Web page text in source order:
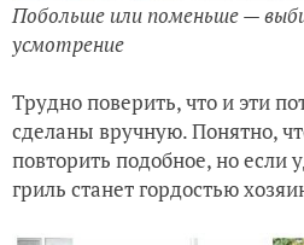
Побольше или поменьше —
усмотрение
Трудно поверить, что и эти
сделаны вручную. Понятно,
повторить подобное, но
гриль станет гордостью